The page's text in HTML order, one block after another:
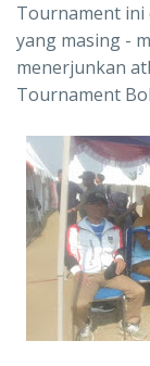
Tournament ini
yang masing -
menerjunkan
Tournament